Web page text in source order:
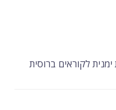
לקוראים ברוסית